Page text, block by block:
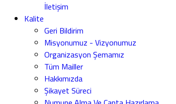
İletişim
Kalite
Geri Bildirim
Misyonumuz - Vizyonumuz
Organizasyon Şemamız
Tüm Mailler
Hakkımızda
Şikayet Süreci